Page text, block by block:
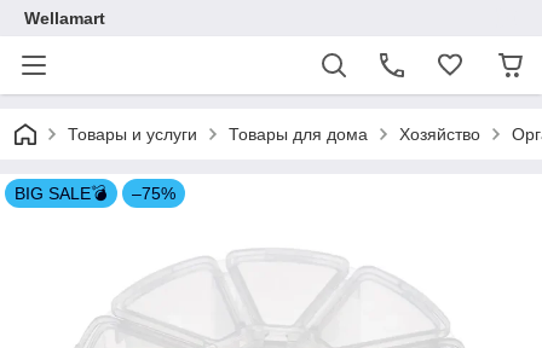
Wellamart
Товары и услуги Товары для дома Хозяйство
BIG SALE💣 –75%